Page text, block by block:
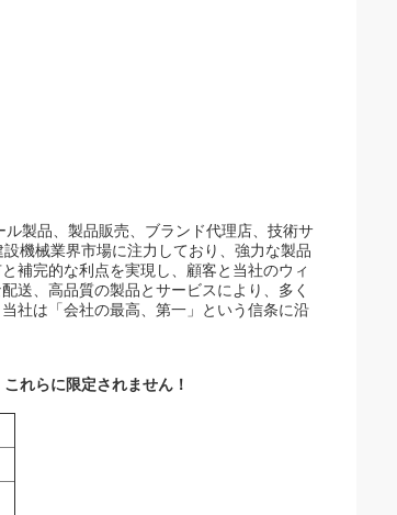
製品、製品販売、ブランド代理店、技術サ
機械業界市場に注力しており、強力な製品
補完的な利点を実現し、顧客と当社のウィ
送、高品質の製品とサービスにより、多く
社は「会社の最高、第一」という信条に沿
れらに限定されません！